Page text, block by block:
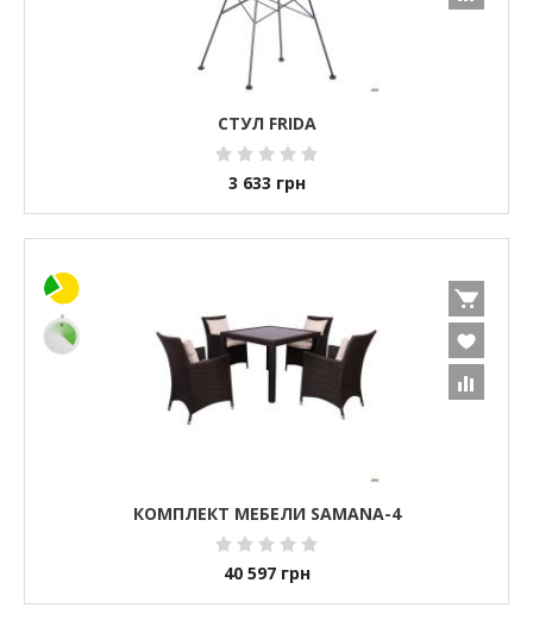
СТУЛ FRIDA
3 633 грн
КОМПЛЕКТ МЕБЕЛИ SAMANA-4
40 597 грн